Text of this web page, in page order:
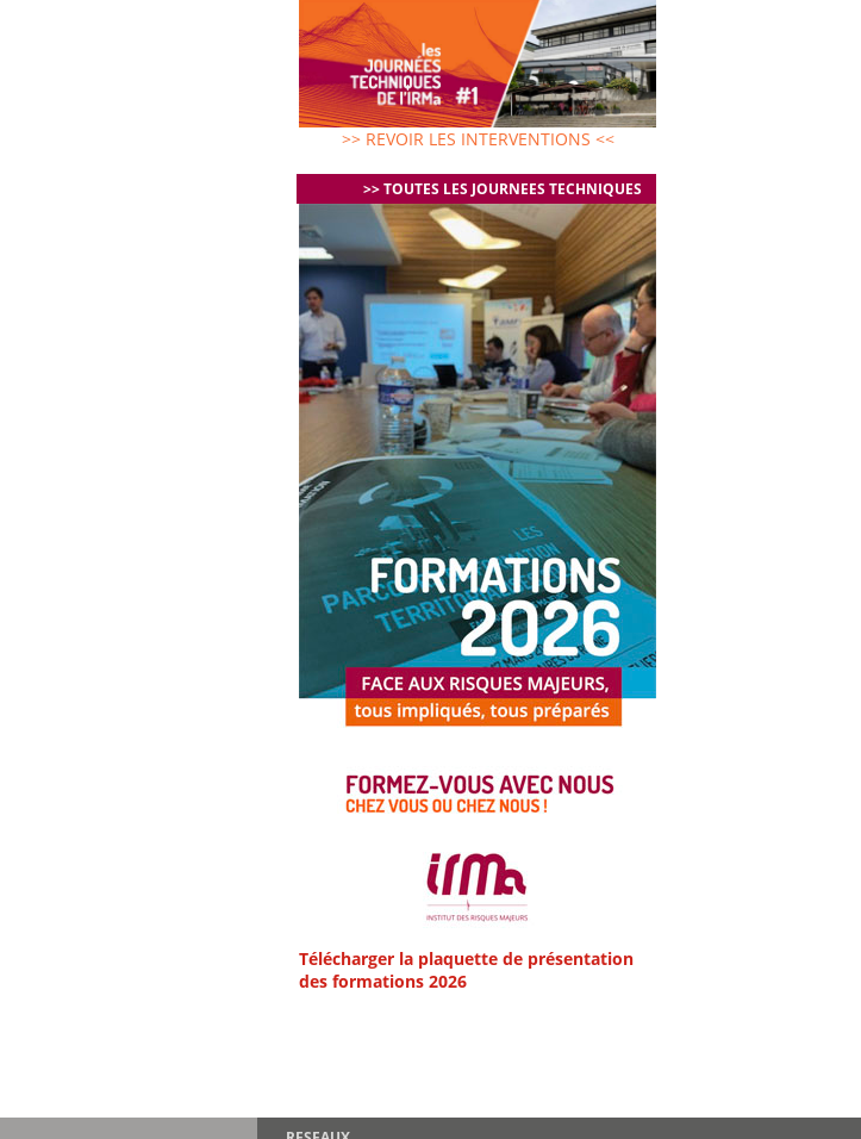
>> REVOIR LES INTERVENTIONS <<
>> TOUTES LES JOURNEES TECHNIQUES
Télécharger la plaquette de présentation
des formations 2026